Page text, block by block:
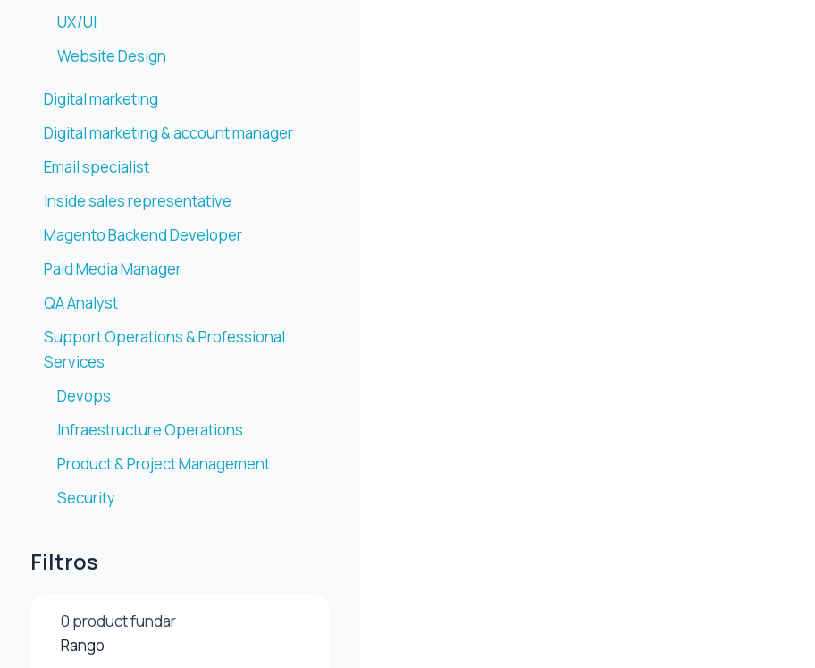
UX/UI
Website Design
Digital marketing
Digital marketing & account manager
Email specialist
Inside sales representative
Magento Backend Developer
Paid Media Manager
QA Analyst
Support Operations & Professional
Services
Devops
Infraestructure Operations
Product & Project Management
Security
Filtros
0 product fundar
Rango